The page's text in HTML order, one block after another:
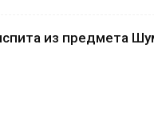
из предмета